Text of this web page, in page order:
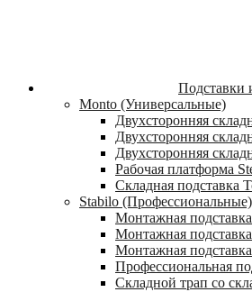
Подставки
Monto (Универсальные)
Двухсторонняя
Двухсторонняя
Двухсторонняя
Рабочая платформа
Складная подставка
Stabilo (Профессиональные)
Монтажная
Монтажная
Монтажная
Профессиональная
Складной трап со